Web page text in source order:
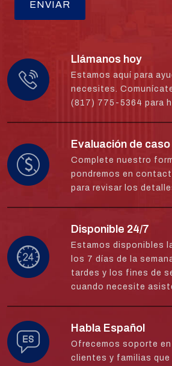
Llámanos hoy
Estamos aquí para
necesites.
(817) 775-5364 para
Evaluación de
Complete nuestro
pondremos en
para revisar los
Disponible 24/7
Estamos disponibles
los 7 días de la
tardes y los fines de
cuando necesite
Habla Español
Ofrecemos soporte
clientes y familias que